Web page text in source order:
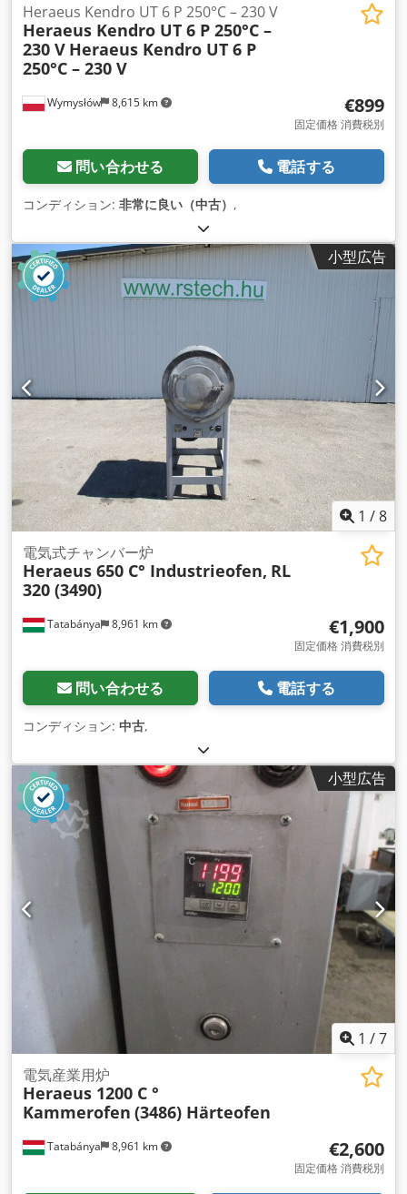
Wymysłów 8,615 km
Heraeus Kendro UT 6 P 250°C – 230 V
Heraeus Kendro UT 6 P 250°C –
230 V Heraeus Kendro UT 6 P
250°C – 230 V
€899
固定価格 消費税別
問い合わせる 電話する
コンディション: 非常に良い（中古） ,
小型広告
1 /8
Tatabánya 8,961 km
電気式チャンバー炉
Heraeus 650 C° Industrieofen, RL
320 (3490)
€1,900
固定価格 消費税別
問い合わせる 電話する
コンディション: 中古,
小型広告
1 /7
Tatabánya 8,961 km
電気産業用炉
Heraeus 1200 C °
Kammerofen (3486) Härteofen
€2,600
固定価格 消費税別